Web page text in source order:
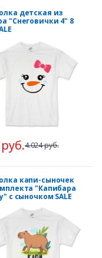
детская из
"Снеговички 4" 8
4.024 руб.
капи-сыночек
"Капибара
с сыночком SALE